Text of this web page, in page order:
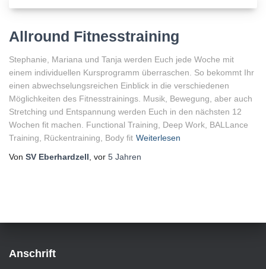
Allround Fitnesstraining
Stephanie, Mariana und Tanja werden Euch jede Woche mit
einem individuellen Kursprogramm überraschen. So bekommt Ihr
einen abwechselungsreichen Einblick in die verschiedenen
Möglichkeiten des Fitnesstrainings. Musik, Bewegung, aber auch
Stretching und Entspannung werden Euch in den nächsten 12
Wochen fit machen. Functional Training, Deep Work, BALLance
Training, Rückentraining, Body fit Weiterlesen
Von SV Eberhardzell , vor 5 Jahren
Anschrift